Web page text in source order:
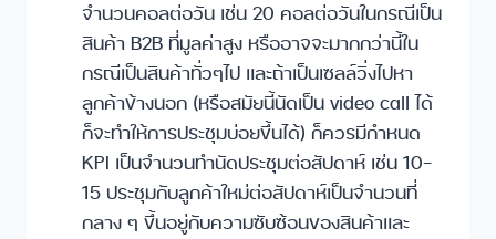
จำนวนคอลต่อวัน เช่น 20 คอลต่อวันในกรณีเป็น
สินค้า B2B ที่มูลค่าสูง หรืออาจจะมากกว่านี้ใน
กรณีเป็นสินค้าทั่วๆไป และถ้าเป็นเซลล์วิ่งไปหา
ลูกค้าข้างนอก (หรือสมัยนี้นัดเป็น video call ได้
ก็จะทำให้การประชุมบ่อยขึ้นได้) ก็ควรมีกำหนด
KPI เป็นจำนวนทำนัดประชุมต่อสัปดาห์ เช่น 10-
15 ประชุมกับลูกค้าใหม่ต่อสัปดาห์เป็นจำนวนที่
กลาง ๆ ขึ้นอยู่กับความซับซ้อนของสินค้าและ